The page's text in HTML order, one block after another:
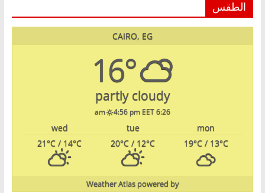
الطقس
CAIRO, EG
16°
partly cloudy
6:26 am
4:56 pm EET
mon
tue
wed
19°C/ 13°C
20°C / 12°C
21°C / 14°C
powered by
Weather Atlas